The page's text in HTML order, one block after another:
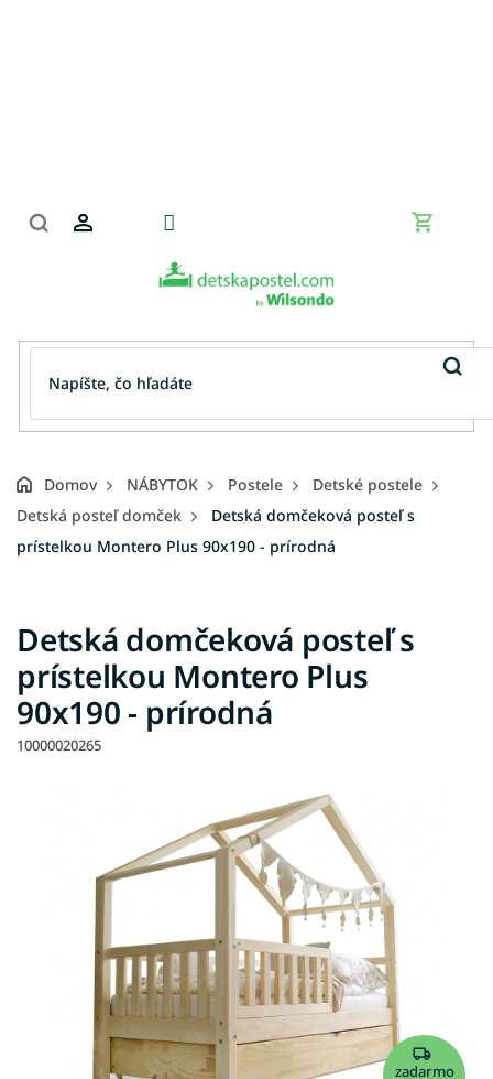
Domov NÁBYTOK Postele
Detské postele
Detská posteľ domček
Detská domčeková posteľ s
prístelkou Montero Plus 90x190 - prírodná
Detská domčeková posteľ s
prístelkou Montero Plus
90x190 - prírodná
10000020265
zadarmo